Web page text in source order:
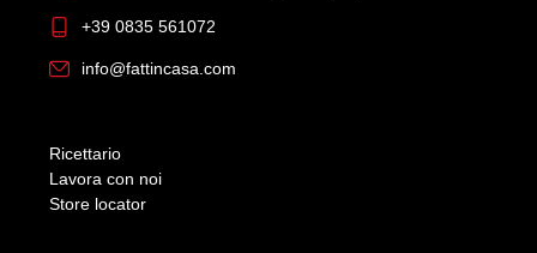
+39 0835 561072
info@fattincasa.com
Ricettario
Lavora con noi
Store locator